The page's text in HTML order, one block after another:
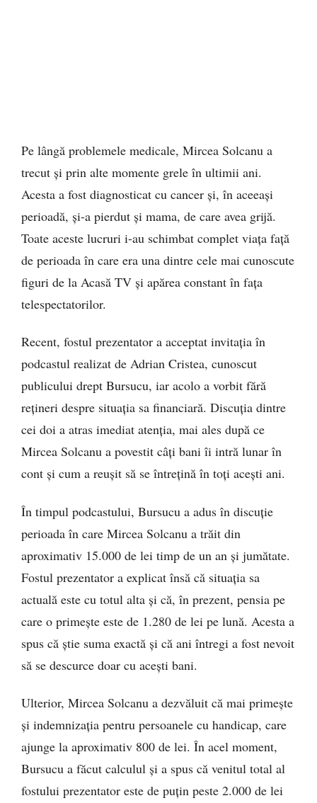
Pe lângă problemele medicale, Mircea Solcanu a
trecut și prin alte momente grele în ultimii ani.
Acesta a fost diagnosticat cu cancer și, în aceeași
perioadă, și-a pierdut și mama, de care avea grijă.
Toate aceste lucruri i-au schimbat complet viața față
de perioada în care era una dintre cele mai cunoscute
figuri de la Acasă TV și apărea constant în fața
telespectatorilor.
Recent, fostul prezentator a acceptat invitația în
podcastul realizat de Adrian Cristea, cunoscut
publicului drept Bursucu, iar acolo a vorbit fără
rețineri despre situația sa financiară. Discuția dintre
cei doi a atras imediat atenția, mai ales după ce
Mircea Solcanu a povestit câți bani îi intră lunar în
cont și cum a reușit să se întrețină în toți acești ani.
În timpul podcastului, Bursucu a adus în discuție
perioada în care Mircea Solcanu a trăit din
aproximativ 15.000 de lei timp de un an și jumătate.
Fostul prezentator a explicat însă că situația sa
actuală este cu totul alta și că, în prezent, pensia pe
care o primește este de 1.280 de lei pe lună. Acesta a
spus că știe suma exactă și că ani întregi a fost nevoit
să se descurce doar cu acești bani.
Ulterior, Mircea Solcanu a dezvăluit că mai primește
și indemnizația pentru persoanele cu handicap, care
ajunge la aproximativ 800 de lei. În acel moment,
Bursucu a făcut calculul și a spus că venitul total al
fostului prezentator este de puțin peste 2.000 de lei